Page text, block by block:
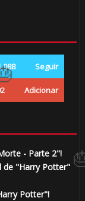
Seguir
Adicionar
- Parte 2"!
de "Harry Potter"
Potter"!